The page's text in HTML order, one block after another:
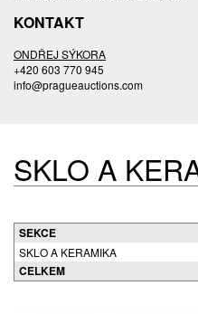
KONTAKT
ONDŘEJ SÝKORA
+420 603 770 945
info@pragueauctions.com
SKLO A
SEKCE
SKLO A KERAMIKA
CELKEM